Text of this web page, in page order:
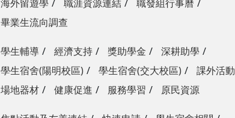
海外留遊學
職涯資源連結
職發組行事曆
畢業生流向調查
學生輔導 經濟支持 獎助學金
深耕助學
學生宿舍(陽明校區)
學生宿舍(交大校區)
課外活動
場地器材
健康促進 服務學習 原民資源